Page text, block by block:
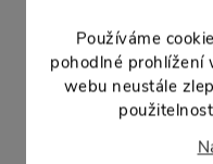
Používáme
pohodlné prohlížení
webu neustále
výška: 24,9cm
objem: 11,5l
materiál: plast